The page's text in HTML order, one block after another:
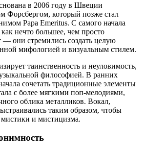
в 2006 году в Швеции
Форсбергом, который позже стал
Papa Emeritus. С самого начала
нечто большее, чем просто
они стремились создать целую
мифологией и визуальным стилем.
таинственность и неуловимость,
философией. В ранних
сочетать традиционные элементы
с более мягкими поп-мелодиями,
облика металликов. Вокал,
таким образом, чтобы
мистики и мистицизма.